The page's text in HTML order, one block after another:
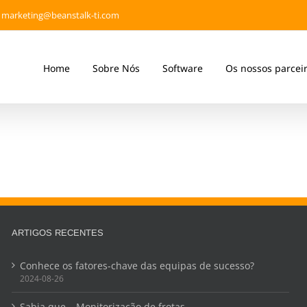
marketing@beanstalk-ti.com
Home Sobre Nós Software Os nossos
ARTIGOS RECENTES
Conhece os fatores-chave das equipas de sucesso?
2024-08-26